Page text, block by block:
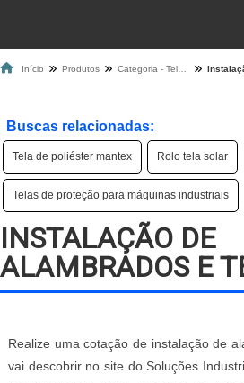
Início Produtos
Buscas relacionadas:
Tela de poliéster mantex Rolo tela solar
Telas de proteção para máquinas industriais
INSTALAÇÃO DE
ALAMBRADOS E
Realize uma cotação de instalação de
vai descobrir no site do Soluções